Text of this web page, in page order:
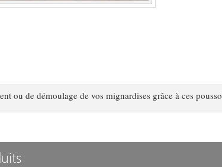
ou de démoulage de vos mignardises grâce à ces